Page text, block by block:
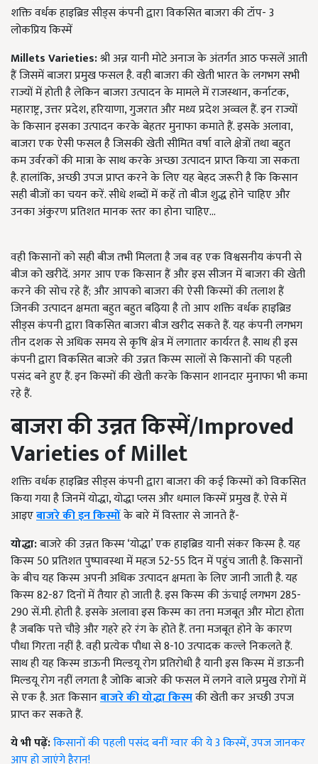
शक्ति वर्धक हाइब्रिड सीड्स कंपनी द्वारा विकसित बाजरा की टॉप- 3
लोकप्रिय किस्में
Millets Varieties:श्री अन्न यानी मोटे अनाज के अंतर्गत आठ फसलें आती
हैं जिसमें बाजरा प्रमुख फसल है. वही बाजरा की खेती भारत के लगभग सभी
राज्यों में होती है लेकिन बाजरा उत्पादन के मामले में राजस्थान, कर्नाटक,
महाराष्ट्र, उत्तर प्रदेश, हरियाणा, गुजरात और मध्य प्रदेश अव्वल हैं. इन राज्यों
के किसान इसका उत्पादन करके बेहतर मुनाफा कमाते हैं. इसके अलावा,
बाजरा एक ऐसी फसल है जिसकी खेती सीमित वर्षा वाले क्षेत्रों तथा बहुत
कम उर्वरकों की मात्रा के साथ करके अच्छा उत्पादन प्राप्त किया जा सकता
है. हालांकि, अच्छी उपज प्राप्त करने के लिए यह बेहद जरूरी है क‍ि क‍िसान
सही बीजों का चयन करें. सीधे शब्दों में कहें तो बीज शुद्ध होने चाह‍िए और
उनका अंकुरण प्रतिशत मानक स्तर का होना चाह‍िए...
वही किसानों को सही बीज तभी मिलता है जब वह एक विश्वसनीय कंपनी से
बीज को खरीदें. अगर आप एक किसान हैं और इस सीजन में बाजरा की खेती
करने की सोच रहे हैं; और आपको बाजरा की ऐसी किस्मों की तलाश हैं
जिनकी उत्पादन क्षमता बहुत बहुत बढ़िया है तो आप शक्ति वर्धक हाइब्रिड
सीड्स कंपनी द्वारा विकसित बाजरा बीज खरीद सकते हैं. यह कंपनी लगभग
तीन दशक से अधिक समय से कृषि क्षेत्र में लगातार कार्यरत है. साथ ही इस
कंपनी द्वारा विकसित बाजरे की उन्नत किस्म सालों से किसानों की पहली
पसंद बने हुए हैं. इन किस्मों की खेती करके किसान शानदार मुनाफा भी कमा
रहे हैं.
बाजरा की उन्नत किस्में/Improved
Varieties of Millet
शक्ति वर्धक हाइब्रिड सीड्स कंपनी द्वारा बाजरा की कई किस्मों को विकसित
किया गया है जिनमें योद्धा, योद्धा प्लस और धमाल किस्में प्रमुख हैं. ऐसे में
आइएबाजरे की इन किस्मोंके बारे में विस्तार से जानते हैं-
योद्धा:बाजरे की उन्नत किस्म ‘योद्धा’ एक हाइब्रिड यानी संकर किस्म है. यह
किस्म 50 प्रतिशत पुष्पावस्था में महज 52-55 दिन में पहुंच जाती है. किसानों
के बीच यह किस्म अपनी अधिक उत्पादन क्षमता के लिए जानी जाती है. यह
किस्म 82-87 दिनों में तैयार हो जाती है. इस किस्म की ऊंचाई लगभग 285-
290 सें.मी. होती है. इसके अलावा इस किस्म का तना मजबूत और मोटा होता
है जबकि पत्ते चौड़े और गहरे हरे रंग के होते हैं. तना मजबूत होने के कारण
पौधा गिरता नहीं है. वही प्रत्येक पौधा से 8-10 उत्पादक कल्ले निकलते हैं.
साथ ही यह किस्म डाऊनी मिल्डयू रोग प्रतिरोधी है यानी इस किस्म में डाऊनी
मिल्डयू रोग नहीं लगता है जोकि बाजरे की फसल में लगने वाले प्रमुख रोगों में
से एक है. अतः किसानबाजरे की योद्धा किस्मकी खेती कर अच्छी उपज
प्राप्त कर सकते हैं.
ये भी पढ़ें:किसानों की पहली पसंद बनीं ग्वार की ये 3 किस्में, उपज जानकर
आप हो जाएंगे हैरान!